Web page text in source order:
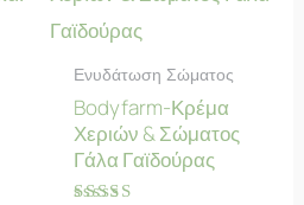
Ενυδάτωση Σώματος
Bodyfarm-Κρέμα
Χεριών & Σώματος
Γάλα Γαϊδούρας